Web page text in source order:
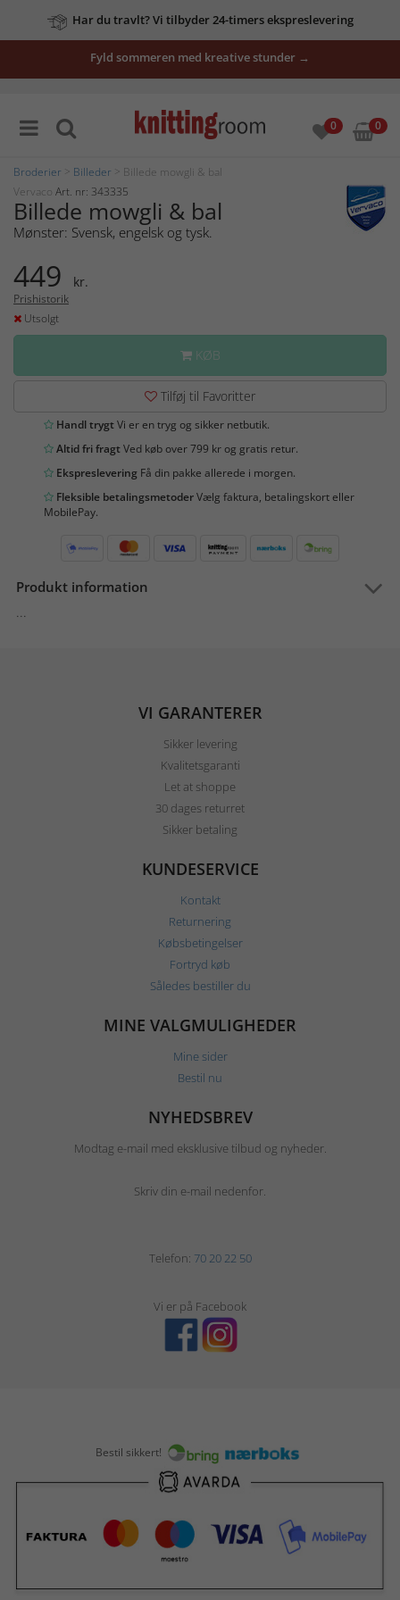
Har du travlt? Vi tilbyder 24-timers ekspreslevering
Fyld sommeren med kreative stunder →
0 0
Broderier Billeder > Billede mowgli & bal
Vervaco Art. nr: 343335
Billede mowgli & bal
Mønster: Svensk, engelsk og tysk.
449 kr.
Prishistorik
Utsolgt
KØB
Tilføj til Favoritter
Handl trygtVi er en tryg og sikker netbutik.
Altid fri fragtVed køb over 799 kr og gratis retur.
Ekspreslevering Få din pakke allerede i morgen.
Fleksible betalingsmetoderVælg faktura, betalingskort eller
MobilePay.
Produkt information
...
VI GARANTERER
Sikker levering
Kvalitetsgaranti
Let at shoppe
30 dages returret
Sikker betaling
KUNDESERVICE
Kontakt
Returnering
Købsbetingelser
Fortryd køb
Således bestiller du
MINE VALGMULIGHEDER
Mine sider
Bestil nu
NYHEDSBREV
Modtag e-mail med eksklusive tilbud og nyheder.
Skriv din e-mail nedenfor.
Telefon: 70 20 22 50
Vi er på Facebook
Bestil sikkert!